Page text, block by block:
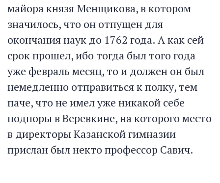
майора князя Менщикова, в котором
значилось, что он отпущен для
окончания наук до 1762 года. А как сей
срок прошел, ибо тогда был того года
уже февраль месяц, то и должен он был
немедленно отправиться к полку, тем
паче, что не имел уже никакой себе
подпоры в Веревкине, на которого место
в директоры Казанской гимназии
прислан был некто профессор Савич.